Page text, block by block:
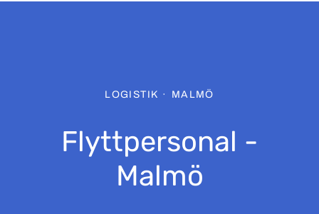
LOGISTIK · MALMÖ
Flyttpersonal -
Malmö